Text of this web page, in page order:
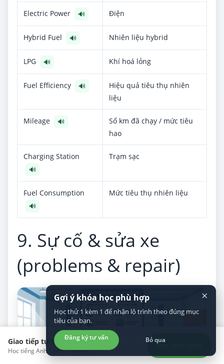
Electric Power 🔊 Điện
Hybrid Fuel 🔊 Nhiên liệu hybrid
LPG 🔊 Khí hoá lỏng
Fuel Efficiency 🔊
Hiệu quả tiêu thụ nhiên
liệu
Mileage 🔊
Số km đã chạy / mức tiêu
hao
Charging Station
🔊
Trạm sạc
Fuel Consumption
🔊
Mức tiêu thụ nhiên liệu
9. Sự cố & sửa xe
(problems & repair)
Giao tiếp tự tin hơn?
Học tiếng Anh 1 kèm 1 online!
Học thử ngay
×
Gợi ý khóa học phù hợp
Học thử 1 kèm 1 để nhận lộ trình theo đúng mục
tiêu của bạn.
Đăng ký tư vấn Bỏ qua